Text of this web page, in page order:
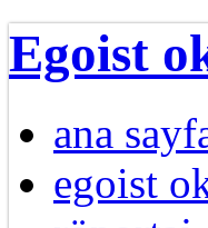
Egoist
ana
egoist